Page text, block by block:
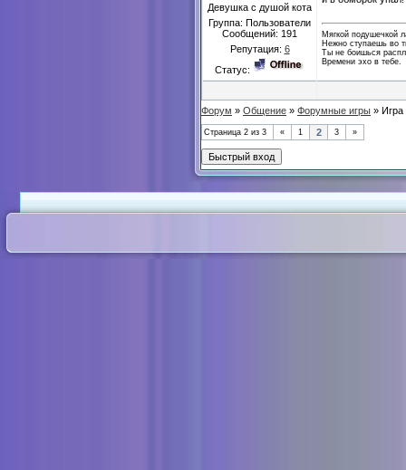
Девушка с душой кота
Группа: Пользователи
Сообщений: 191
Репутация: 6
Статус:
Мягкой подушечкой
Нежно ступаешь во
Ты не боишься
Времени эхо в тебе.
Форум » Общение » Форумные игры »
Страница 2 из 3 « 1 2 3 »